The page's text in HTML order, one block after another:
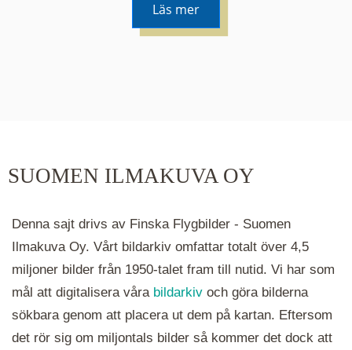
Läs mer
hålla ned ctrl-tangenten och scrolla.
SUOMEN ILMAKUVA OY
Denna sajt drivs av Finska Flygbilder - Suomen
Ilmakuva Oy. Vårt bildarkiv omfattar totalt över 4,5
miljoner bilder från 1950-talet fram till nutid. Vi har som
mål att digitalisera våra bildarkiv och göra bilderna
sökbara genom att placera ut dem på kartan. Eftersom
det rör sig om miljontals bilder så kommer det dock att